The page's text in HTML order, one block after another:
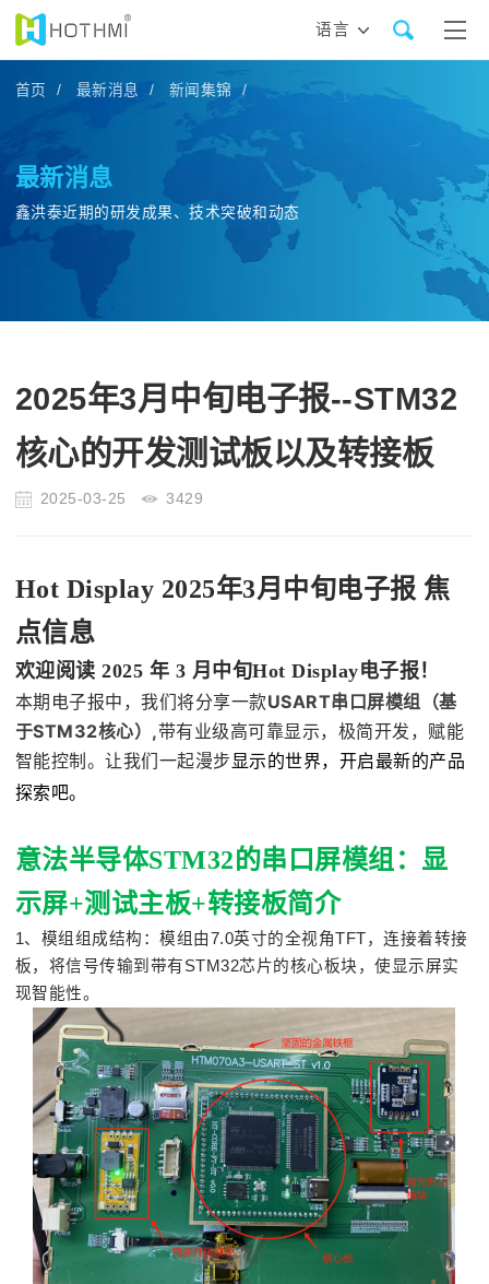
语言
最新消息
鑫洪泰近期的研发成果、技术突破和动态
首页 / 最新消息 / 新闻集锦 /
2025年3月中旬电子报--STM32
核心的开发测试板以及转接板
2025-03-25 3429
Hot Display 2025年3月中旬电子报 焦
点信息
欢迎阅读 2025 年 3 月中旬Hot Display电子报！
本期电子报中，我们将分享一款USART串口屏模组（基
于STM32核心）,带有业级高可靠显示，极简开发，赋能
智能控制。让我们一起漫步 显示的世界，开启最新的产品
探索吧。
意法半导体STM32的串口屏模组：显
示屏+测试主板+转接板简介
1、模组组成结构：模组由7.0英寸的全视角TFT，连接着转接
板，将信号传输到带有STM32芯片的核心板块，使显示屏实
现智能性。